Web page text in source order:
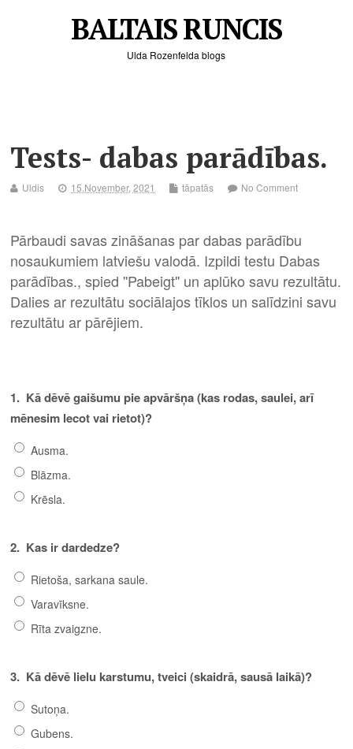
BALTAIS RUNCIS
Ulda Rozenfelda blogs
Tests- dabas parādības.
Uldis 15.November, 2021 tāpatās No Comment
Pārbaudi savas zināšanas par dabas parādību
nosaukumiem latviešu valodā. Izpildi testu Dabas
parādības., spied ''Pabeigt'' un aplūko savu rezultātu.
Dalies ar rezultātu sociālajos tīklos un salīdzini savu
rezultātu ar pārējiem.
1. Kā dēvē gaišumu pie apvāršņa (kas rodas, saulei, arī
mēnesim lecot vai rietot)?
Ausma.
Blāzma.
Krēsla.
2. Kas ir dardedze?
Rietoša, sarkana saule.
Varavīksne.
Rīta zvaigzne.
3. Kā dēvē lielu karstumu, tveici (skaidrā, sausā laikā)?
Sutoņa.
Gubens.